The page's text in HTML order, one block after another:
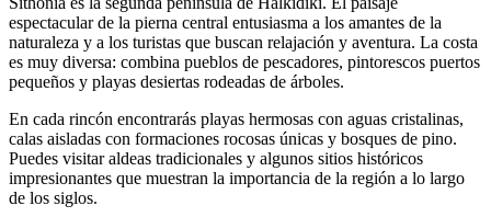
espectacular de la pierna central entusiasma a los amantes de la
naturaleza y a los turistas que buscan relajación y aventura. La costa
es muy diversa: combina pueblos de pescadores, pintorescos puertos
pequeños y playas desiertas rodeadas de árboles.
En cada rincón encontrarás playas hermosas con aguas cristalinas,
calas aisladas con formaciones rocosas únicas y bosques de pino.
Puedes visitar aldeas tradicionales y algunos sitios históricos
impresionantes que muestran la importancia de la región a lo largo
de los siglos.